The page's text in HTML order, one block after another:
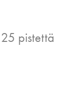
pistettä